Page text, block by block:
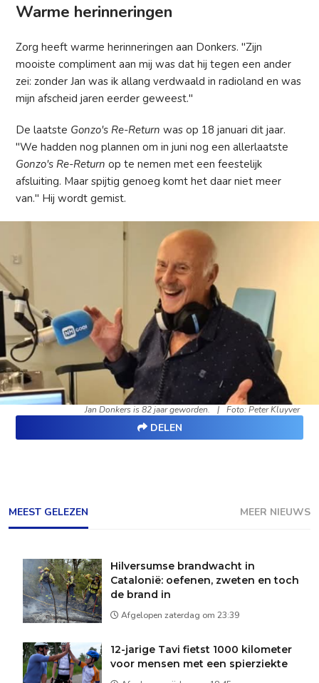
Warme herinneringen
Zorg heeft warme herinneringen aan Donkers. "Zijn
mooiste compliment aan mij was dat hij tegen een ander
zei: zonder Jan was ik allang verdwaald in radioland en was
mijn afscheid jaren eerder geweest."
De laatste Gonzo's Re-Return was op 18 januari dit jaar.
"We hadden nog plannen om in juni nog een allerlaatste
Gonzo's Re-Return op te nemen met een feestelijk
afsluiting. Maar spijtig genoeg komt het daar niet meer
van." Hij wordt gemist.
Jan Donkers is 82 jaar geworden. | Foto: Peter Kluyver
DELEN
MEEST GELEZEN MEER NIEUWS
Hilversumse brandwacht in
Catalonië: oefenen, zweten en toch
de brand in
Afgelopen zaterdag om 23:39
12-jarige Tavi fietst 1000 kilometer
voor mensen met een spierziekte